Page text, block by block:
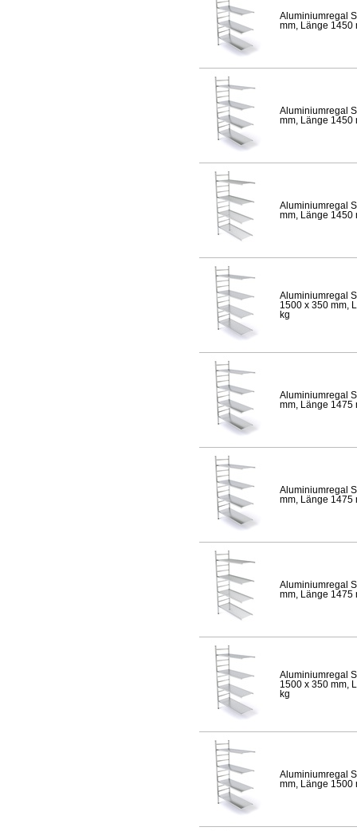
Aluminiumregal
mm, Länge 1450
Aluminiumregal
mm, Länge 1450
Aluminiumregal
mm, Länge 1450
Aluminiumregal
1500 x 350 mm,
kg
Aluminiumregal
mm, Länge 1475
Aluminiumregal
mm, Länge 1475
Aluminiumregal
mm, Länge 1475
Aluminiumregal
1500 x 350 mm,
kg
Aluminiumregal
mm, Länge 1500